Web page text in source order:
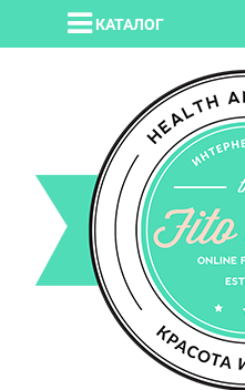
КАТАЛОГ